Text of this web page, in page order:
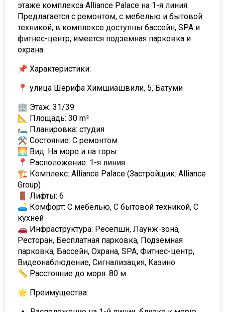
этаже комплекса Alliance Palace на 1-я линия.
Предлагается с ремонтом, с мебелью и бытовой
техникой; в комплексе доступны бассейн, SPA и
фитнес-центр, имеется подземная парковка и
охрана.
📌 Характеристики:
📍 улица Шерифа Химшиашвили, 5, Батуми
🏢 Этаж: 31/39
📐 Площадь: 30 m²
🛏 Планировка: студия
⚒ Состояние: С ремонтом
🌅 Вид: На море и на горы
📍 Расположение: 1-я линия
🏗 Комплекс: Alliance Palace (Застройщик: Alliance
Group)
🚪 Лифты: 6
🛋 Комфорт: С мебелью, С бытовой техникой, С
кухней
🚗 Инфраструктура: Ресепшн, Лаунж-зона,
Ресторан, Бесплатная парковка, Подземная
парковка, Бассейн, Охрана, SPA, Фитнес-центр,
Видеонаблюдение, Сигнализация, Казино
📏 Расстояние до моря: 80 м
🌟 Преимущества: